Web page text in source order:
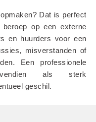
Dat is perfect
op een externe
misverstanden of
Een professionele
als sterk
geschil.